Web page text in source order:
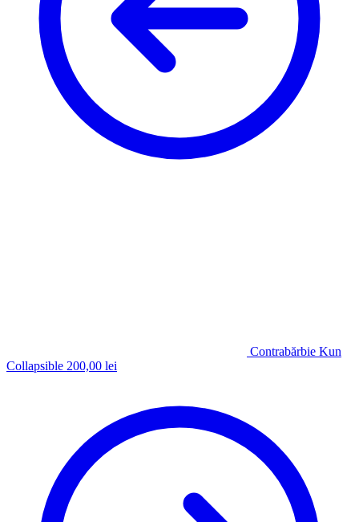
Contrabărbie Kun
Collapsible 200,00 lei